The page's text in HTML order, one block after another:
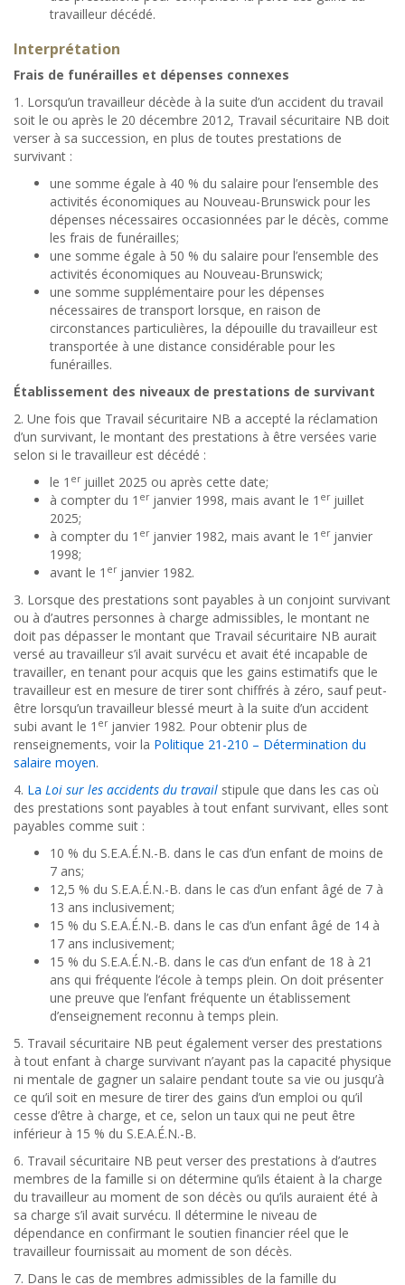
travailleur décédé.
Interprétation
Frais de funérailles et dépenses connexes
1. Lorsqu’un travailleur décède à la suite d’un accident du travail
soit le ou après le 20 décembre 2012, Travail sécuritaire NB doit
verser à sa succession, en plus de toutes prestations de
survivant :
une somme égale à 40 % du salaire pour l’ensemble des
activités économiques au Nouveau-Brunswick pour les
dépenses nécessaires occasionnées par le décès, comme
les frais de funérailles;
une somme égale à 50 % du salaire pour l’ensemble des
activités économiques au Nouveau-Brunswick;
une somme supplémentaire pour les dépenses
nécessaires de transport lorsque, en raison de
circonstances particulières, la dépouille du travailleur est
transportée à une distance considérable pour les
funérailles.
Établissement des niveaux de prestations de survivant
2. Une fois que Travail sécuritaire NB a accepté la réclamation
d’un survivant, le montant des prestations à être versées varie
selon si le travailleur est décédé :
le 1 erjuillet 2025 ou après cette date;
à compter du 1 erjanvier 1998, mais avant le 1 erjuillet
2025;
à compter du 1 erjanvier 1982, mais avant le 1 erjanvier
1998;
avant le 1 erjanvier 1982.
3. Lorsque des prestations sont payables à un conjoint survivant
ou à d’autres personnes à charge admissibles, le montant ne
doit pas dépasser le montant que Travail sécuritaire NB aurait
versé au travailleur s’il avait survécu et avait été incapable de
travailler, en tenant pour acquis que les gains estimatifs que le
travailleur est en mesure de tirer sont chiffrés à zéro, sauf peut-
être lorsqu’un travailleur blessé meurt à la suite d’un accident
subi avant le 1 erjanvier 1982. Pour obtenir plus de
renseignements, voir la Politique 21-210 – Détermination du
salaire moyen.
4. La Loi sur les accidents du travail stipule que dans les cas où
des prestations sont payables à tout enfant survivant, elles sont
payables comme suit :
10 % du S.E.A.É.N.-B. dans le cas d’un enfant de moins de
7 ans;
12,5 % du S.E.A.É.N.-B. dans le cas d’un enfant âgé de 7 à
13 ans inclusivement;
15 % du S.E.A.É.N.-B. dans le cas d’un enfant âgé de 14 à
17 ans inclusivement;
15 % du S.E.A.É.N.-B. dans le cas d’un enfant de 18 à 21
ans qui fréquente l’école à temps plein. On doit présenter
une preuve que l’enfant fréquente un établissement
d’enseignement reconnu à temps plein.
5. Travail sécuritaire NB peut également verser des prestations
à tout enfant à charge survivant n’ayant pas la capacité physique
ni mentale de gagner un salaire pendant toute sa vie ou jusqu’à
ce qu’il soit en mesure de tirer des gains d’un emploi ou qu’il
cesse d’être à charge, et ce, selon un taux qui ne peut être
inférieur à 15 % du S.E.A.É.N.-B.
6. Travail sécuritaire NB peut verser des prestations à d’autres
membres de la famille si on détermine qu’ils étaient à la charge
du travailleur au moment de son décès ou qu’ils auraient été à
sa charge s’il avait survécu. Il détermine le niveau de
dépendance en confirmant le soutien financier réel que le
travailleur fournissait au moment de son décès.
7. Dans le cas de membres admissibles de la famille du